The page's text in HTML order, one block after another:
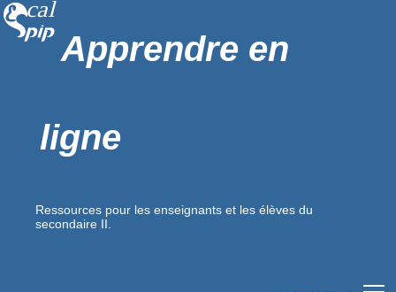
Apprendre en
ligne
Ressources pour les enseignants et les élèves du
secondaire II.